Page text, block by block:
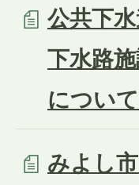
公共下
下水路
について
みよし